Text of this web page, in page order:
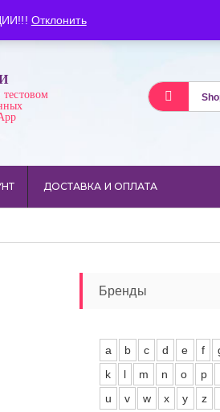
Отклонить
ДОСТАВКА И ОПЛАТА
Бренды
a b c d e f
k
l m n o p
u
v w x y z